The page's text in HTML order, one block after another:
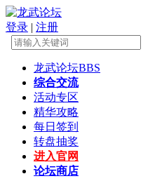
登录 | 注册
龙武论坛BBS
综合交流
活动专区
精华攻略
每日签到
转盘抽奖
进入官网
论坛商店